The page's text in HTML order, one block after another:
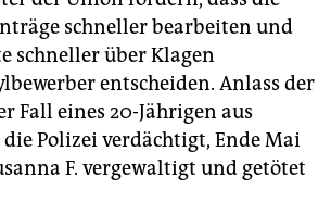
schneller bearbeiten und
schneller über Klagen
entscheiden. Anlass der
Fall eines 20-Jährigen aus
die Polizei verdächtigt, Ende Mai
F. vergewaltigt und getötet